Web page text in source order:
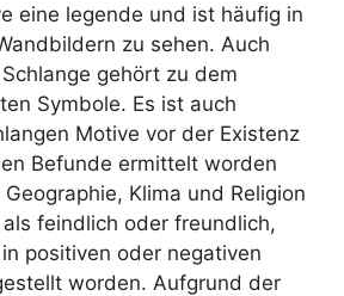
eine legende und ist häufig in
zu sehen. Auch
gehört zu dem
Symbole. Es ist auch
Motive vor der Existenz
Befunde ermittelt worden
Klima und Religion
feindlich oder freundlich,
positiven oder negativen
worden. Aufgrund der